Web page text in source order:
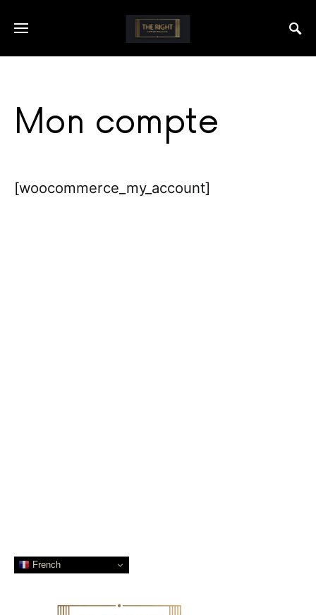
Mon compte
[woocommerce_my_account]
French